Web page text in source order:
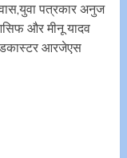
पत्रकार अनुज
और मीनू यादव
आरजेएस